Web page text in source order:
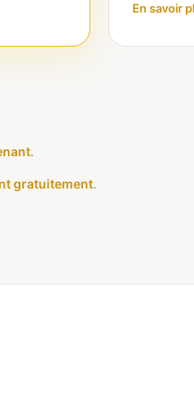
En savoir
.
gratuitement.